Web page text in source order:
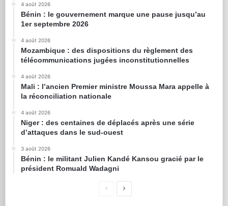
4 août 2026
Bénin : le gouvernement marque une pause jusqu’au
1er septembre 2026
4 août 2026
Mozambique : des dispositions du règlement des
télécommunications jugées inconstitutionnelles
4 août 2026
Mali : l’ancien Premier ministre Moussa Mara appelle à
la réconciliation nationale
4 août 2026
Niger : des centaines de déplacés après une série
d’attaques dans le sud-ouest
3 août 2026
Bénin : le militant Julien Kandé Kansou gracié par le
président Romuald Wadagni